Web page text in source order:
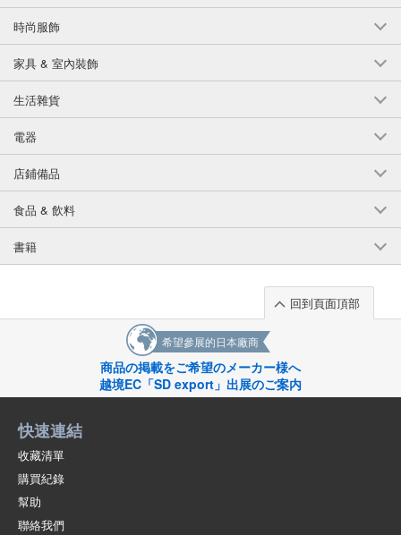
時尚服飾
家具 & 室內裝飾
生活雜貨
電器
店鋪備品
食品 & 飲料
書籍
回到頁面頂部
希望參展的日本廠商
商品の掲載をご希望のメーカー様へ
越境EC「SD export」出展のご案内
快速連結
收藏清單
購買紀錄
幫助
聯絡我們